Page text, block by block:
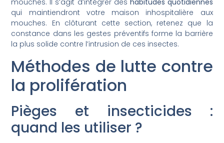
mouches. Il s’agit d’intégrer des habitudes quotidiennes
qui maintiendront votre maison inhospitalière aux
mouches. En clôturant cette section, retenez que la
constance dans les gestes préventifs forme la barrière
la plus solide contre l’intrusion de ces insectes.
Méthodes de lutte contre
la prolifération
Pièges et insecticides :
quand les utiliser ?